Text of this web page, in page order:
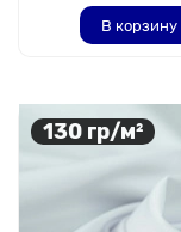
В корзину
130 гр/м²